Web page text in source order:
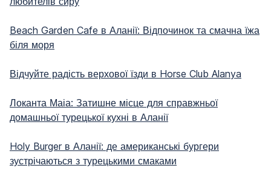
Beach Garden Cafe в Аланії: Відпочинок та смачна їжа
біля моря
Відчуйте радість верхової їзди в Horse Club Alanya
Локанта Маіа: Затишне місце для справжньої
домашньої турецької кухні в Аланії
Holy Burger в Аланії: де американські бургери
зустрічаються з турецькими смаками